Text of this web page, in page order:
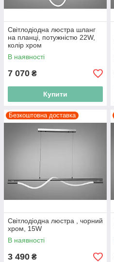
Світлодіодна люстра шланг
на планці, потужністю 22W,
колір хром
В наявності
7 070 ₴
Купити
Безкоштовна доставка
Світлодіодна люстра , чорний
хром, 15W
В наявності
3 490 ₴